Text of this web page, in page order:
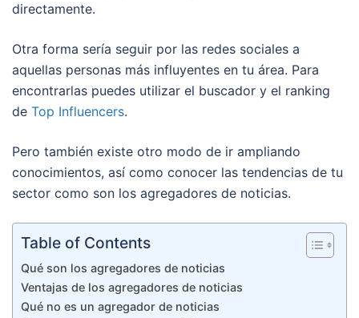
directamente.
Otra forma sería seguir por las redes sociales a
aquellas personas más influyentes en tu área. Para
encontrarlas puedes utilizar el buscador y el ranking
de Top Influencers.
Pero también existe otro modo de ir ampliando
conocimientos, así como conocer las tendencias de tu
sector como son los agregadores de noticias.
Table of Contents
Qué son los agregadores de noticias
Ventajas de los agregadores de noticias
Qué no es un agregador de noticias